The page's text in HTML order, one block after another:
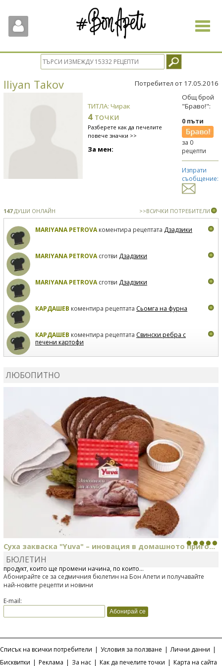
Toggle
Iliyan Takov Потребител от 17.05.2016
ТИТЛА: Чирак
4 точки
Разберете как да печелите
повече значки >>
За мен:
Общ брой
"Браво!":
0 пъти
за 0
рецепти
Изпрати
съобщение:
147ДУШИ ОНЛАЙН >>ВСИЧКИ ПОТРЕБИТЕЛИ
MARIYANA PETROVAкоментира рецептата Дзадзики
MARIYANA PETROVAсготви Дзадзики
MARIYANA PETROVAсготви Дзадзики
КАРДАШЕВ коментира рецептата Сьомга на фурна
КАРДАШЕВ коментира рецептата Свински ребра с
печени картофи
ЛЮБОПИТНО
Суха закваска "Yuva" – иновация в домашното приго...
Отскоро Лесафр България стартира предлагането на изцяло нов
продукт, който ще промени начина, по който...
БЮЛЕТИН
Абонирайте се за седмичния бюлетин на Бон Апети и получавайте
най-новите рецепти и новини
E-mail:
Списък на всички потребители | Условия за ползване | Лични данни |
Бисквитки | Реклама | За нас | Как да печелите точки | Карта на сайта